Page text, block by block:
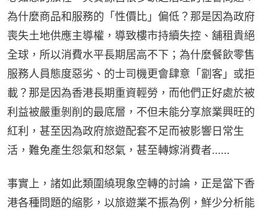
為什麼商品和服務的「性價比」偏低？那是因為政府
喪失土地供應主導權，導致樓市持續失控、舖租貴絕
全球，所以消費水平長期居高不下；為什麼餐飲零售
服務人員態度惡劣、的士司機更會肆意「劏客」或拒
載？那是因為香港長期重資輕勞，而他們正好處於被
利益被嚴重剝削的最底層，不但未能分享旅業興旺的
紅利，甚至因為政府旅遊配套不足而被影響日常生
活，難免產生怨氣和怒氣，甚至轉嫁消費者......
事實上，諸如此類圍繞現象空轉的討論，正是當下香
港各種問題的縮影，以旅遊業不振為例，鮮少分析能